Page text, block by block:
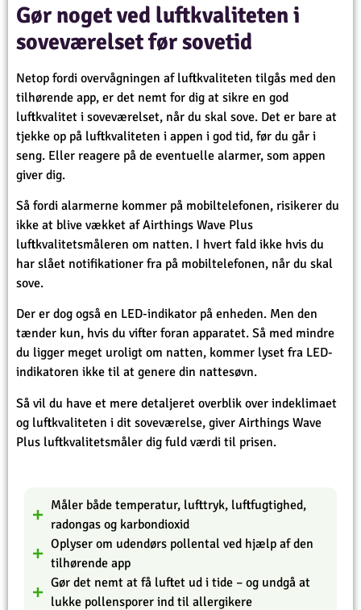
Gør noget ved luftkvaliteten i
soveværelset før sovetid
Netop fordi overvågningen af luftkvaliteten tilgås med den
tilhørende app, er det nemt for dig at sikre en god
luftkvalitet i soveværelset, når du skal sove. Det er bare at
tjekke op på luftkvaliteten i appen i god tid, før du går i
seng. Eller reagere på de eventuelle alarmer, som appen
giver dig.
Så fordi alarmerne kommer på mobiltelefonen, risikerer du
ikke at blive vækket af Airthings Wave Plus
luftkvalitetsmåleren om natten. I hvert fald ikke hvis du
har slået notifikationer fra på mobiltelefonen, når du skal
sove.
Der er dog også en LED-indikator på enheden. Men den
tænder kun, hvis du vifter foran apparatet. Så med mindre
du ligger meget uroligt om natten, kommer lyset fra LED-
indikatoren ikke til at genere din nattesøvn.
Så vil du have et mere detaljeret overblik over indeklimaet
og luftkvaliteten i dit soveværelse, giver Airthings Wave
Plus luftkvalitetsmåler dig fuld værdi til prisen.
Måler både temperatur, lufttryk, luftfugtighed,
radongas og karbondioxid
Oplyser om udendørs pollental ved hjælp af den
tilhørende app
Gør det nemt at få luftet ud i tide – og undgå at
lukke pollensporer ind til allergikere